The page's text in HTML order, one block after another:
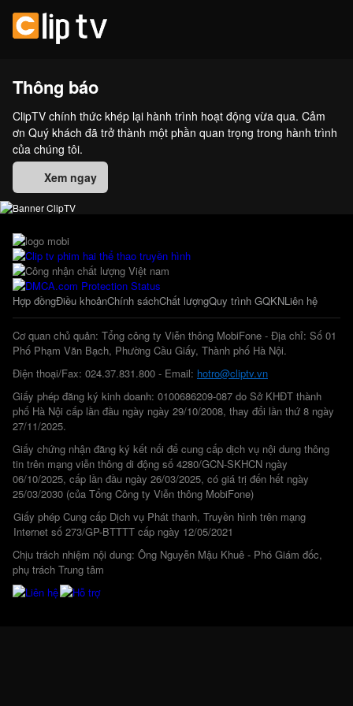
Thông báo
ClipTV chính thức khép lại hành trình hoạt động vừa qua. Cảm
ơn Quý khách đã trở thành một phần quan trọng trong hành trình
của chúng tôi.
Xem ngay
Hợp đồngĐiều khoảnChính sáchChất lượngQuy trình GQKNLiên hệ
Cơ quan chủ quản: Tổng công ty Viễn thông MobiFone - Địa chỉ: Số 01
Phố Phạm Văn Bạch, Phường Cầu Giấy, Thành phố Hà Nội.
Điện thoại/Fax: 024.37.831.800 - Email: hotro@cliptv.vn
Giấy phép đăng ký kinh doanh: 0100686209-087 do Sở KHĐT thành
phố Hà Nội cấp lần đầu ngày ngày 29/10/2008, thay đổi lần thứ 8 ngày
27/11/2025.
Giấy chứng nhận đăng ký kết nối để cung cấp dịch vụ nội dung thông
tin trên mạng viễn thông di động số 4280/GCN-SKHCN ngày
06/10/2025, cấp lần đầu ngày 26/03/2025, có giá trị đến hết ngày
25/03/2030 (của Tổng Công ty Viễn thông MobiFone)
Giấy phép Cung cấp Dịch vụ Phát thanh, Truyền hình trên mạng
Internet số 273/GP-BTTTT cấp ngày 12/05/2021
Chịu trách nhiệm nội dung: Ông Nguyễn Mậu Khuê - Phó Giám đốc,
phụ trách Trung tâm